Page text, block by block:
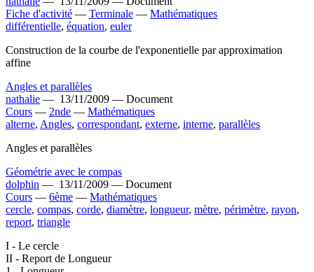
Fiche d'activité — Terminale — Mathématiques
différentielle, équation, euler
Construction de la courbe de l'exponentielle par approximation
affine
Angles et parallèles
nathalie — 13/11/2009 — Document
Cours — 2nde — Mathématiques
alterne, Angles, correspondant, externe, interne, parallèles
Angles et parallèles
Géométrie avec le compas
dolphin — 13/11/2009 — Document
Cours — 6ème — Mathématiques
cercle, compas, corde, diamètre, longueur, mètre, périmètre, rayon,
report, triangle
I - Le cercle
II - Report de Longueur